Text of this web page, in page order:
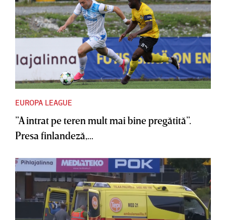
EUROPA LEAGUE
”A intrat pe teren mult mai bine pregătită”.
Presa finlandeză,...